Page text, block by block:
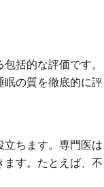
括的な評価です。
眠の質を徹底的に評
ちます。専門医は
す。たとえば、不